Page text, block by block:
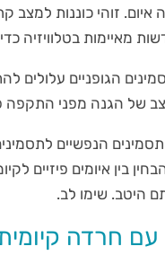
זוהי כוננות למצב
מאיימות בטלוויזיה
הגופניים עלולים
של הגנה מפני התקפה
הנפשיים
בין איומים פיזיים
היטב. שימו לב.
חרדה